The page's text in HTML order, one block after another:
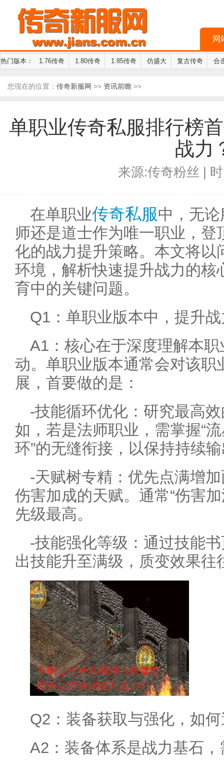
网
热门版本： 1.76传奇 1.80传奇 1.85传奇 仿盛大 复古传奇 合
您现在的位置： 传奇新服网 >> 资讯前瞻 >>
单职业传奇私服排行榜
战力
来源:传奇粉丝 |
在单职业传奇私服中，无
师还是道士作为唯一职业，
化的战力提升策略。本文将以
环境，解析快速提升战力的核
育中的关键问题。
Q1：单职业版本中，提升
A1：核心在于深度理解本
动。单职业版本通常会对该职
展，首要做的是：
-技能循环优化：研究最高
如，若是法师职业，需掌握“
环”的无缝衔接，以保持持续
-天赋树专精：优先点满增
伤害加成的天赋。通常“伤害
先级最高。
-技能强化等级：通过技能
出技能升至满级，质变效果往
Q2：装备获取与强化，如
A2：装备体系是战力基石